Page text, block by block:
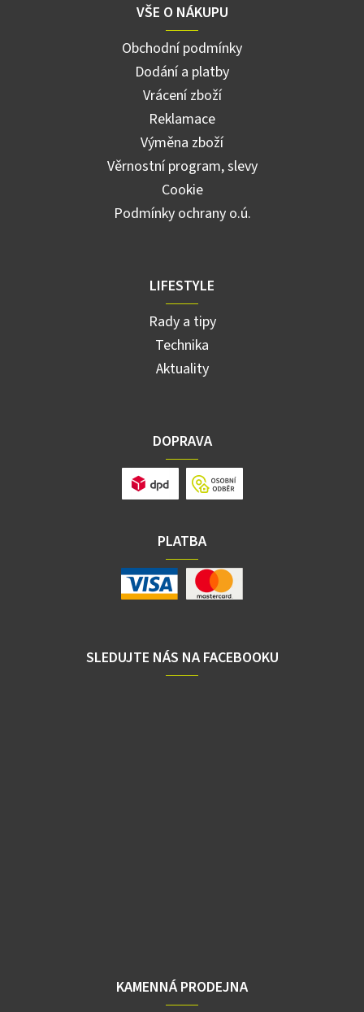
VŠE O NÁKUPU
Obchodní podmínky
Dodání a platby
Vrácení zboží
Reklamace
Výměna zboží
Věrnostní program, slevy
Cookie
Podmínky ochrany o.ú.
LIFESTYLE
Rady a tipy
Technika
Aktuality
DOPRAVA
PLATBA
SLEDUJTE NÁS NA FACEBOOKU
KAMENNÁ PRODEJNA